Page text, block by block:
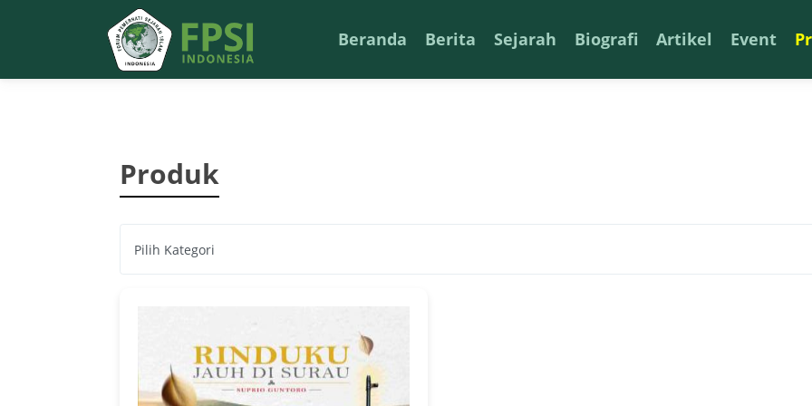
Beranda Berita Sejarah Biografi Artikel Event
Produk